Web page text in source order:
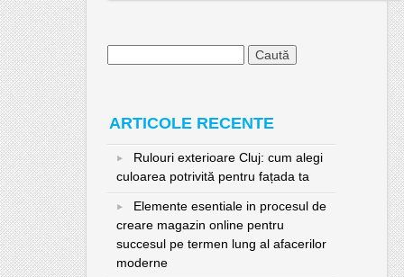
ARTICOLE RECENTE
Rulouri exterioare Cluj: cum alegi
culoarea potrivită pentru fațada ta
Elemente esentiale in procesul de
creare magazin online pentru
succesul pe termen lung al afacerilor
moderne